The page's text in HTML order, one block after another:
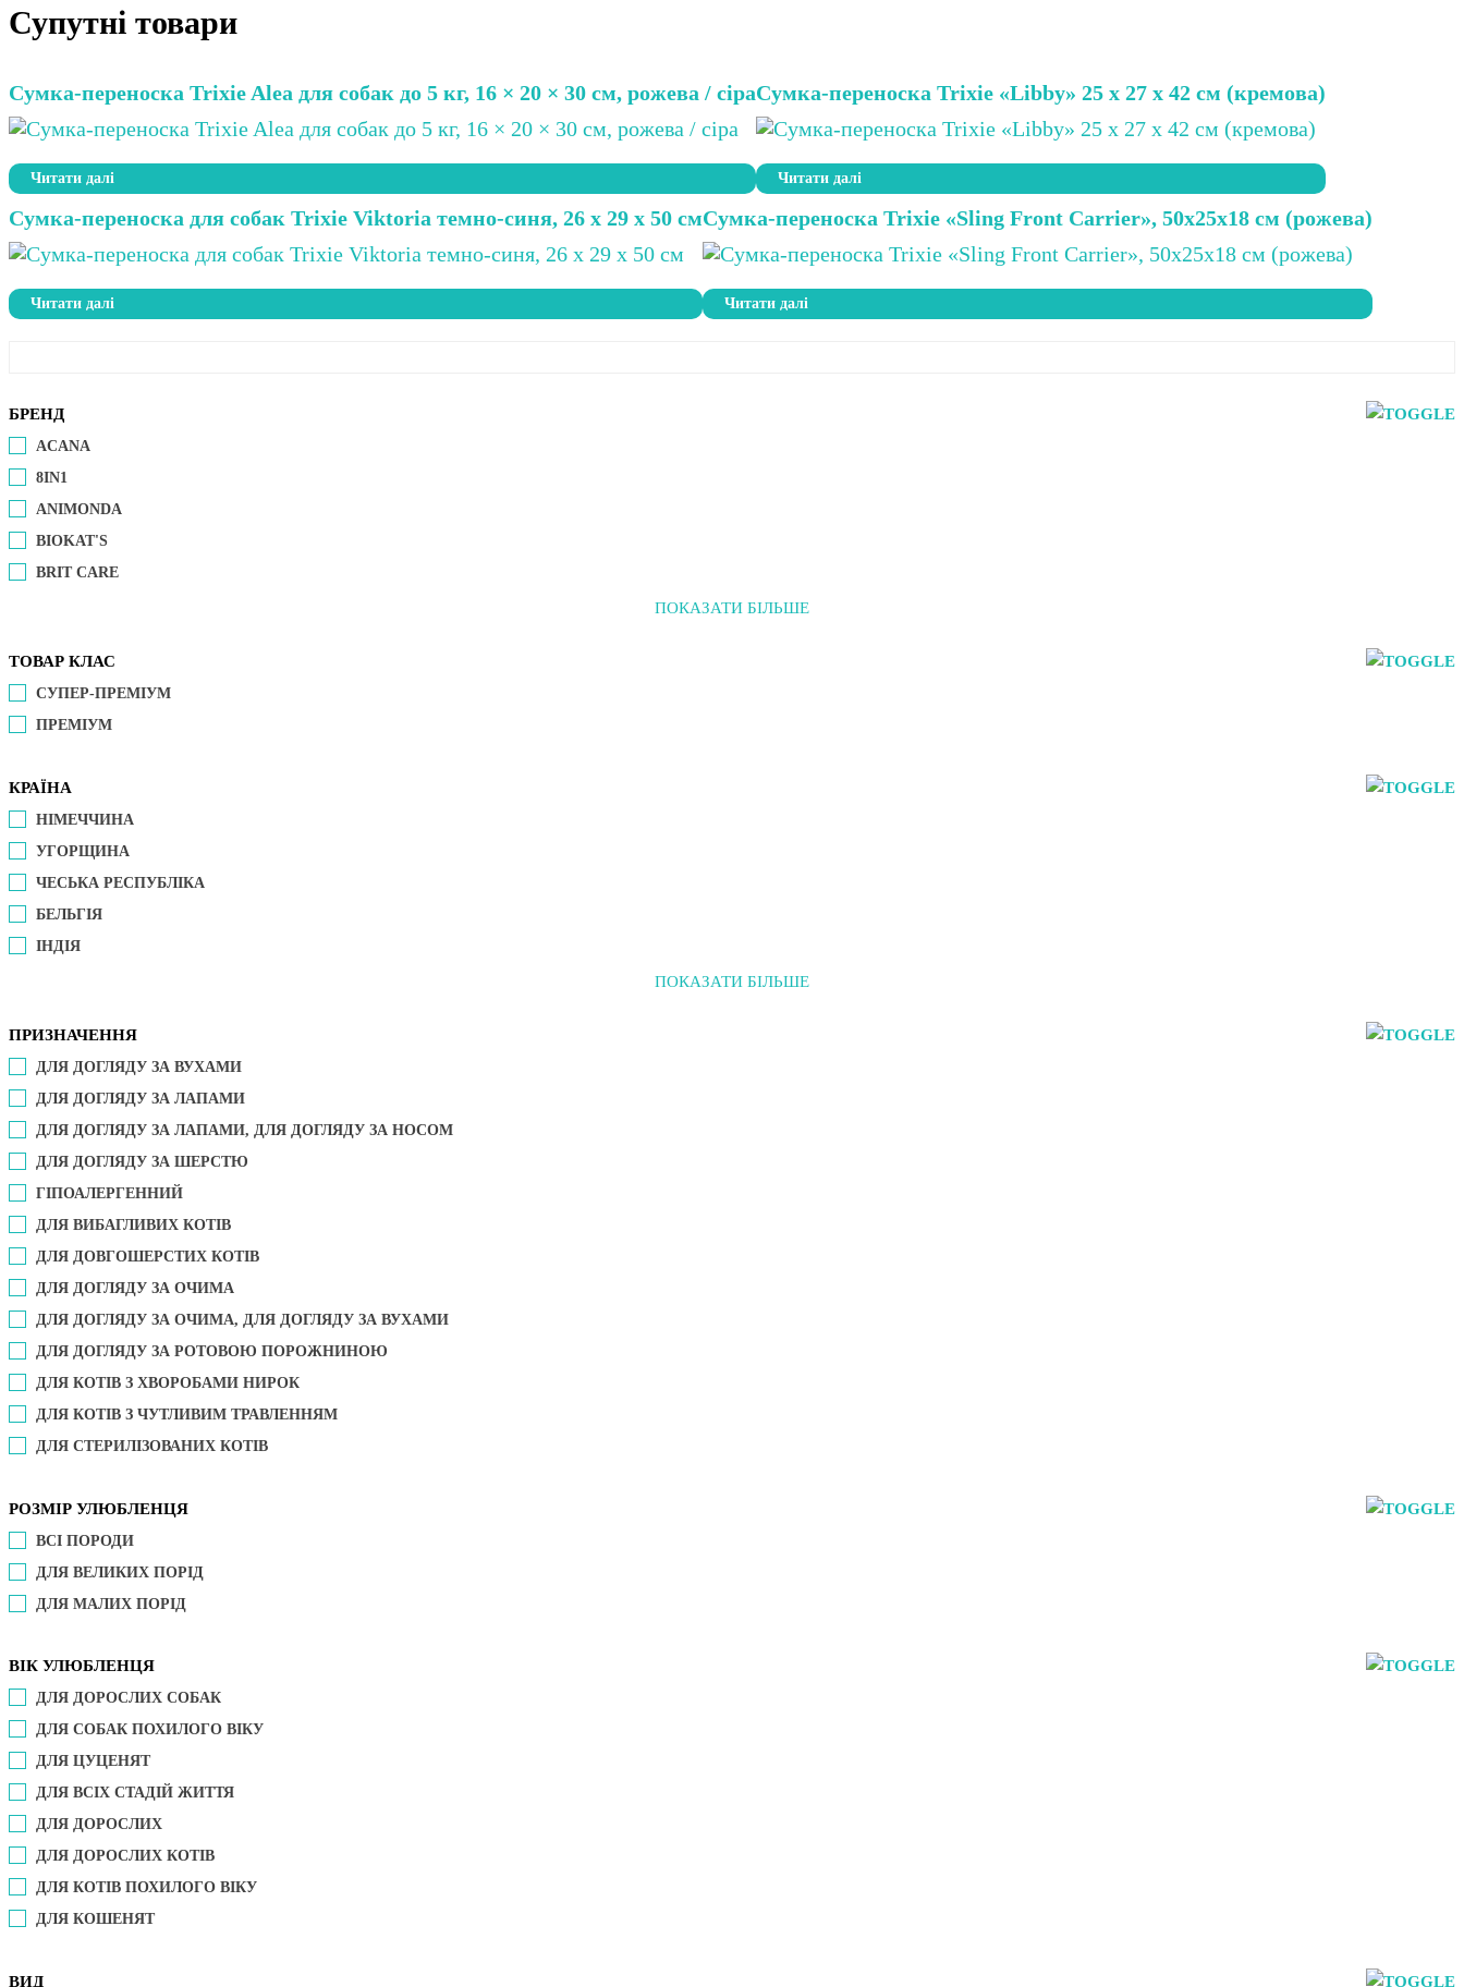
Супутні товари
Сумка-переноска Trixie Alea для собак до 5 кг, 16 × 20 × 30 см, рожева / сіра
Читати далі
Сумка-переноска Trixie «Libby» 25 x 27 x 42 см (кремова)
Читати далі
Сумка-переноска для собак Trixie Viktoria темно-синя, 26 х 29 х 50 см
Читати далі
Сумка-переноска Trixie «Sling Front Carrier», 50x25x18 см (рожева)
Читати далі
БРЕНД
ACANA
8IN1
ANIMONDA
BIOKAT'S
BRIT CARE
ПОКАЗАТИ БІЛЬШЕ
ТОВАР КЛАС
СУПЕР-ПРЕМІУМ
ПРЕМІУМ
КРАЇНА
НІМЕЧЧИНА
УГОРЩИНА
ЧЕСЬКА РЕСПУБЛІКА
БЕЛЬГІЯ
ІНДІЯ
ПОКАЗАТИ БІЛЬШЕ
ПРИЗНАЧЕННЯ
ДЛЯ ДОГЛЯДУ ЗА ВУХАМИ
ДЛЯ ДОГЛЯДУ ЗА ЛАПАМИ
ДЛЯ ДОГЛЯДУ ЗА ЛАПАМИ, ДЛЯ ДОГЛЯДУ ЗА НОСОМ
ДЛЯ ДОГЛЯДУ ЗА ШЕРСТЮ
ГІПОАЛЕРГЕННИЙ
ДЛЯ ВИБАГЛИВИХ КОТІВ
ДЛЯ ДОВГОШЕРСТИХ КОТІВ
ДЛЯ ДОГЛЯДУ ЗА ОЧИМА
ДЛЯ ДОГЛЯДУ ЗА ОЧИМА, ДЛЯ ДОГЛЯДУ ЗА ВУХАМИ
ДЛЯ ДОГЛЯДУ ЗА РОТОВОЮ ПОРОЖНИНОЮ
ДЛЯ КОТІВ З ХВОРОБАМИ НИРОК
ДЛЯ КОТІВ З ЧУТЛИВИМ ТРАВЛЕННЯМ
ДЛЯ СТЕРИЛІЗОВАНИХ КОТІВ
РОЗМІР УЛЮБЛЕНЦЯ
ВСІ ПОРОДИ
ДЛЯ ВЕЛИКИХ ПОРІД
ДЛЯ МАЛИХ ПОРІД
ВІК УЛЮБЛЕНЦЯ
ДЛЯ ДОРОСЛИХ СОБАК
ДЛЯ СОБАК ПОХИЛОГО ВІКУ
ДЛЯ ЦУЦЕНЯТ
ДЛЯ ВСІХ СТАДІЙ ЖИТТЯ
ДЛЯ ДОРОСЛИХ
ДЛЯ ДОРОСЛИХ КОТІВ
ДЛЯ КОТІВ ПОХИЛОГО ВІКУ
ДЛЯ КОШЕНЯТ
ВИД